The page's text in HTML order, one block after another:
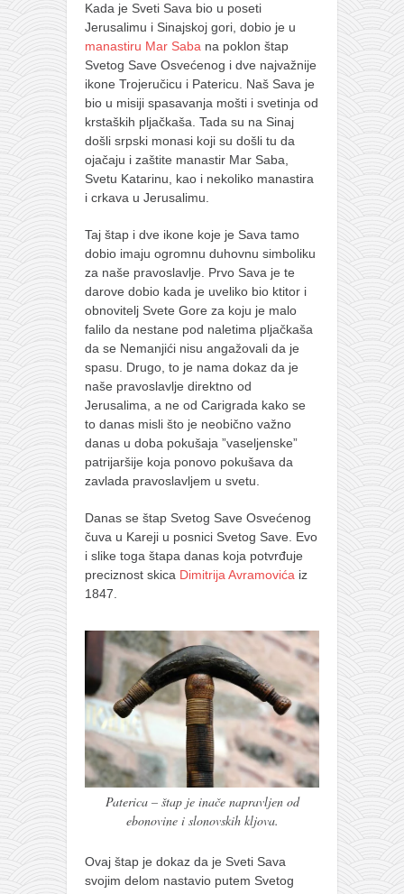
Kada je Sveti Sava bio u poseti
Jerusalimu i Sinajskoj gori, dobio je u
manastiru Mar Saba na poklon štap
Svetog Save Osvećenog i dve najvažnije
ikone Trojeručicu i Patericu. Naš Sava je
bio u misiji spasavanja mošti i svetinja od
krstaških pljačkaša. Tada su na Sinaj
došli srpski monasi koji su došli tu da
ojačaju i zaštite manastir Mar Saba,
Svetu Katarinu, kao i nekoliko manastira
i crkava u Jerusalimu.
Taj štap i dve ikone koje je Sava tamo
dobio imaju ogromnu duhovnu simboliku
za naše pravoslavlje. Prvo Sava je te
darove dobio kada je uveliko bio ktitor i
obnovitelj Svete Gore za koju je malo
falilo da nestane pod naletima pljačkaša
da se Nemanjići nisu angažovali da je
spasu. Drugo, to je nama dokaz da je
naše pravoslavlje direktno od
Jerusalima, a ne od Carigrada kako se
to danas misli što je neobično važno
danas u doba pokušaja ”vaseljenske”
patrijaršije koja ponovo pokušava da
zavlada pravoslavljem u svetu.
Danas se štap Svetog Save Osvećenog
čuva u Kareji u posnici Svetog Save. Evo
i slike toga štapa danas koja potvrđuje
preciznost skica Dimitrija Avramovića iz
1847.
Paterica – štap je inače napravljen od
ebonovine i slonovskih kljova.
Ovaj štap je dokaz da je Sveti Sava
svojim delom nastavio putem Svetog